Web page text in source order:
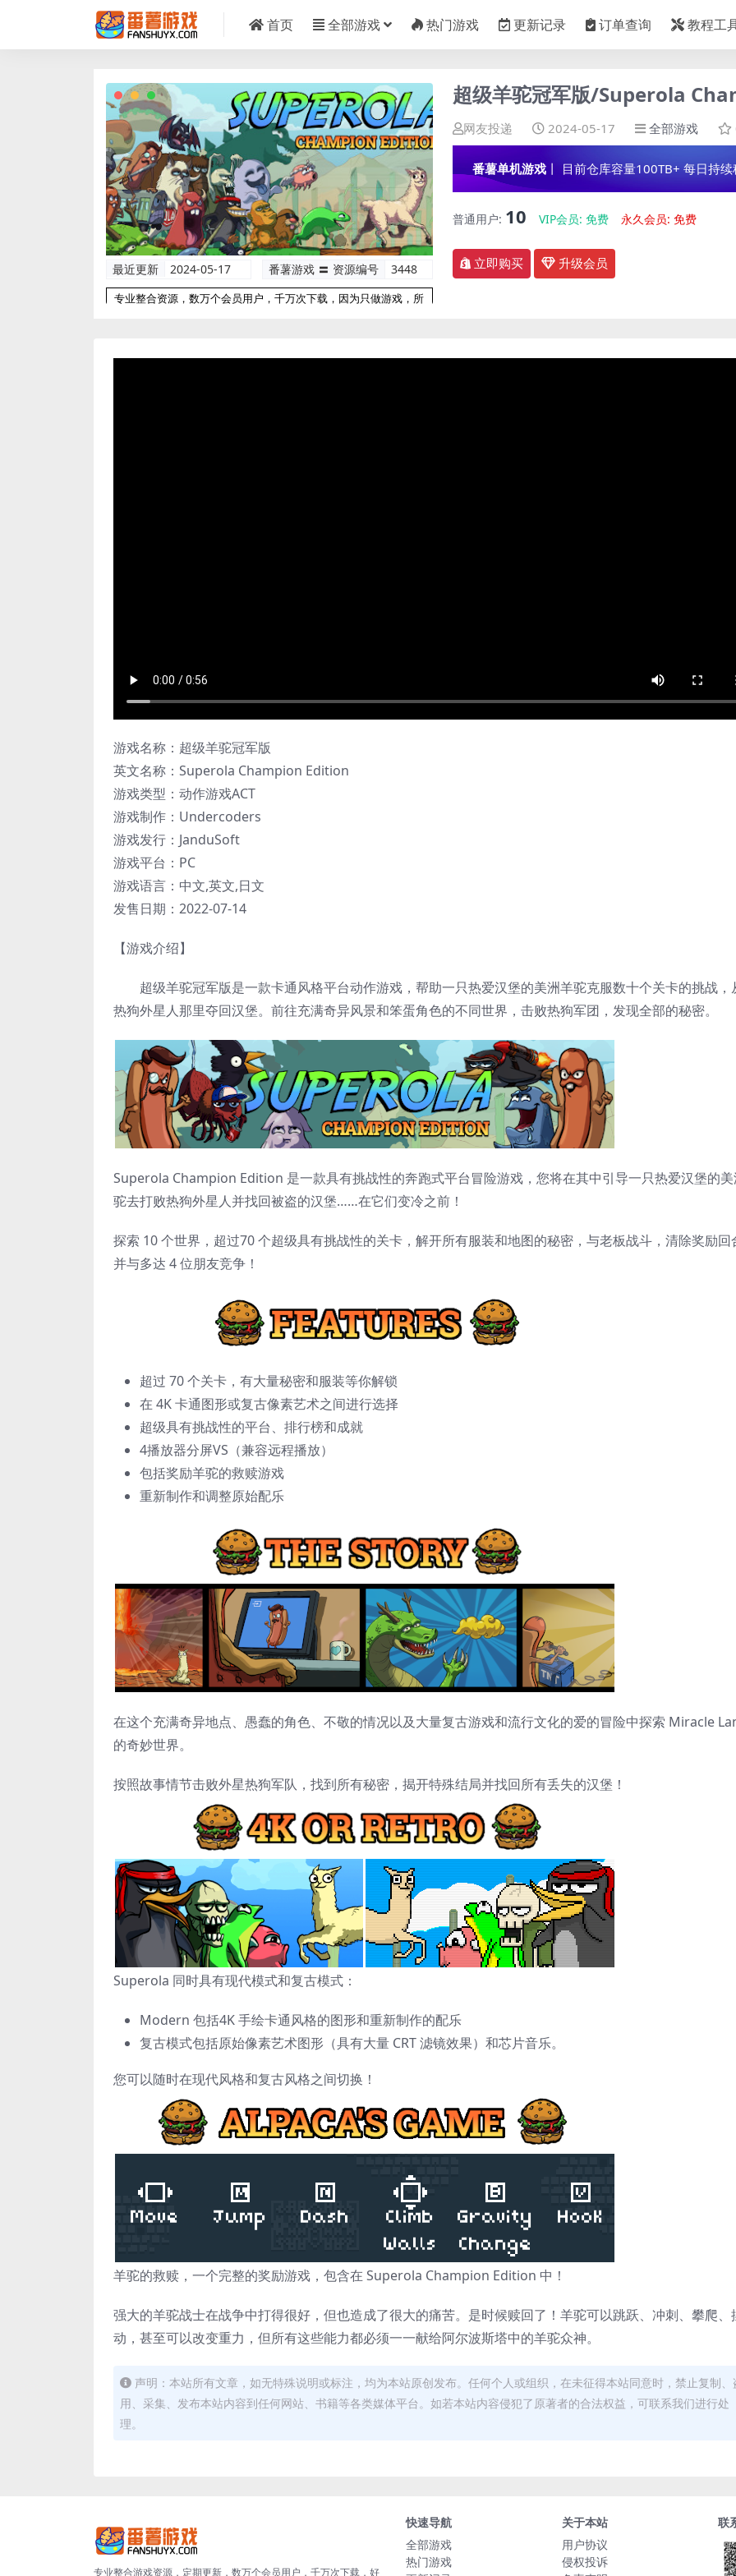
首页 全部游戏 热门游戏 更新记录 订单查询 教程工
最近更新 2024-05-17 番薯游戏 〓 资源编号 3448
专业整合资源，数万个会员用户，千万次下载，因为只做游戏，所
超级羊驼冠军版/Superola
网友投递 2024-05-17 全部游戏
番薯单机游戏 丨 目前仓库容量100TB+ 每日持
普通用户: 10 VIP会员:免费 永久会员:免费
立即购买 升级会员
游戏名称：超级羊驼冠军版
英文名称：Superola Champion Edition
游戏类型：动作游戏ACT
游戏制作：Undercoders
游戏发行：JanduSoft
游戏平台：PC
游戏语言：中文,英文,日文
发售日期：2022-07-14
【游戏介绍】
超级羊驼冠军版是一款卡通风格平台动作游戏，帮助一只热爱汉堡的美洲羊驼克服数十个关卡的挑战，
热狗外星人那里夺回汉堡。前往充满奇异风景和笨蛋角色的不同世界，击败热狗军团，发现全部的秘密。
Superola Champion Edition 是一款具有挑战性的奔跑式平台冒险游戏，您将在其中引导一只热爱汉堡的
驼去打败热狗外星人并找回被盗的汉堡……在它们变冷之前！
探索 10 个世界，超过70 个超级具有挑战性的关卡，解开所有服装和地图的秘密，与老板战斗，清除奖励回
并与多达 4 位朋友竞争！
超过 70 个关卡，有大量秘密和服装等你解锁
在 4K 卡通图形或复古像素艺术之间进行选择
超级具有挑战性的平台、排行榜和成就
4播放器分屏VS（兼容远程播放）
包括奖励羊驼的救赎游戏
重新制作和调整原始配乐
在这个充满奇异地点、愚蠢的角色、不敬的情况以及大量复古游戏和流行文化的爱的冒险中探索 Miracle
的奇妙世界。
按照故事情节击败外星热狗军队，找到所有秘密，揭开特殊结局并找回所有丢失的汉堡！
Superola 同时具有现代模式和复古模式：
Modern 包括4K 手绘卡通风格的图形和重新制作的配乐
复古模式包括原始像素艺术图形（具有大量 CRT 滤镜效果）和芯片音乐。
您可以随时在现代风格和复古风格之间切换！
羊驼的救赎，一个完整的奖励游戏，包含在 Superola Champion Edition 中！
强大的羊驼战士在战争中打得很好，但也造成了很大的痛苦。是时候赎回了！羊驼可以跳跃、冲刺、攀爬、
动，甚至可以改变重力，但所有这些能力都必须一一献给阿尔波斯塔中的羊驼众神。
声明：本站所有文章，如无特殊说明或标注，均为本站原创发布。任何个人或组织，在未征得本站同意时，禁止复制、
用、采集、发布本站内容到任何网站、书籍等各类媒体平台。如若本站内容侵犯了原著者的合法权益，可联系我们进行处
理。
专业整合游戏资源，定期更新，数万个会员用户，千万次下载，好
快速导航
全部游戏
热门游戏
关于本站
用户协议
侵权投诉
联